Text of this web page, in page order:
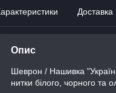
Доставка
Опис
Шеврон / Нашивка
нитки білого, чорного та